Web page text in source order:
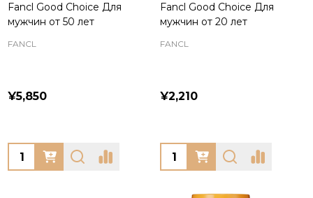
Fancl Good Choice Для
мужчин от 50 лет
FANCL
¥5,850
Quantity:
Fancl Good Choice Для
мужчин от 20 лет
FANCL
¥2,210
Quantity: